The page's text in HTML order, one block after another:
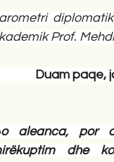
diplomatik
Prof.
paqe, jo
o aleanca, por
dhe